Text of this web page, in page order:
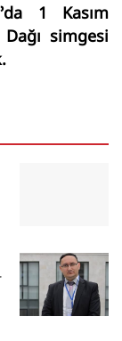
1 Kasım
simgesi